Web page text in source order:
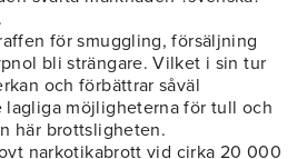
för smuggling, försäljning
bli strängare. Vilket i sin tur
och förbättrar såväl
lagliga möjligheterna för tull och
här brottsligheten.
narkotikabrott vid cirka 20 000